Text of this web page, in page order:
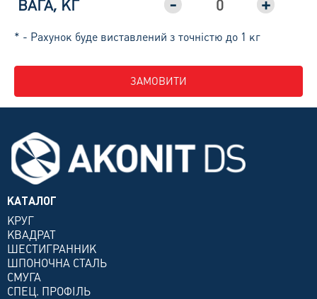
ВАГА, КГ - +
* - Рахунок буде виставлений з точністю до 1 кг
ЗАМОВИТИ
КАТАЛОГ
КРУГ
КВАДРАТ
ШЕСТИГРАННИК
ШПОНОЧНА СТАЛЬ
СМУГА
СПЕЦ. ПРОФІЛЬ